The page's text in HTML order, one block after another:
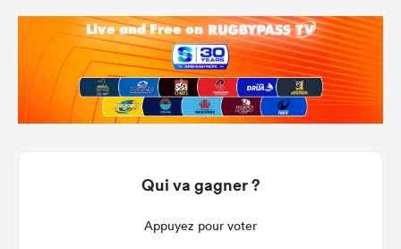
Qui va gagner ?
Appuyez pour voter